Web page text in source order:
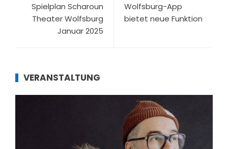
Spielplan Scharoun
Theater Wolfsburg
Januar 2025
Wolfsburg-App
bietet neue Funktion
VERANSTALTUNG